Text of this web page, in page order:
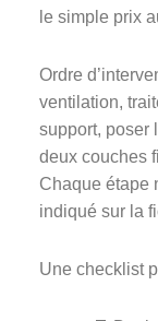
le simple prix
Ordre
ventilation,
support, poser
deux couches
Chaque étape
indiqué sur la
Une checklist